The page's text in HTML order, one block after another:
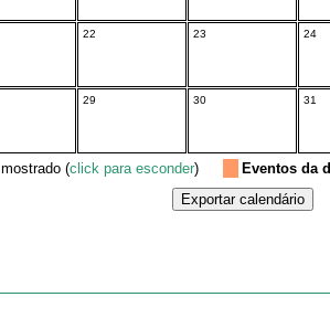
22 23 24
29 30 31
mostrado (click para esconder) Eventos da